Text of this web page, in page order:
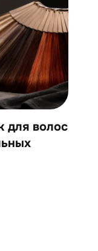
для волос